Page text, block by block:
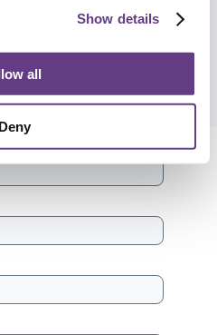
Show details
all
Deny
aplicații desktop, manualul